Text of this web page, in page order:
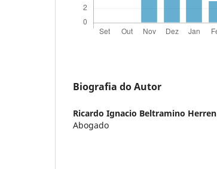
Biografia do Autor
Ricardo Ignacio Beltramino Herren
Abogado